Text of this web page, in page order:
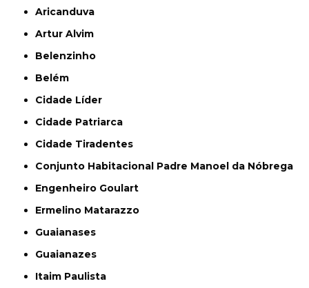
Aricanduva
Artur Alvim
Belenzinho
Belém
Cidade Líder
Cidade Patriarca
Cidade Tiradentes
Conjunto Habitacional Padre Manoel da Nóbrega
Engenheiro Goulart
Ermelino Matarazzo
Guaianases
Guaianazes
Itaim Paulista